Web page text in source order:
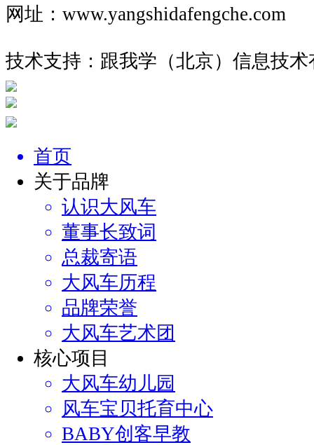
网址：
技术支持：跟我学（北京）信息技术
首页
关于品牌
认识大风车
董事长致词
总裁寄语
大风车历程
品牌荣誉
大风车艺术团
核心项目
大风车幼儿园
风车宝贝托育中心
BABY创客早教